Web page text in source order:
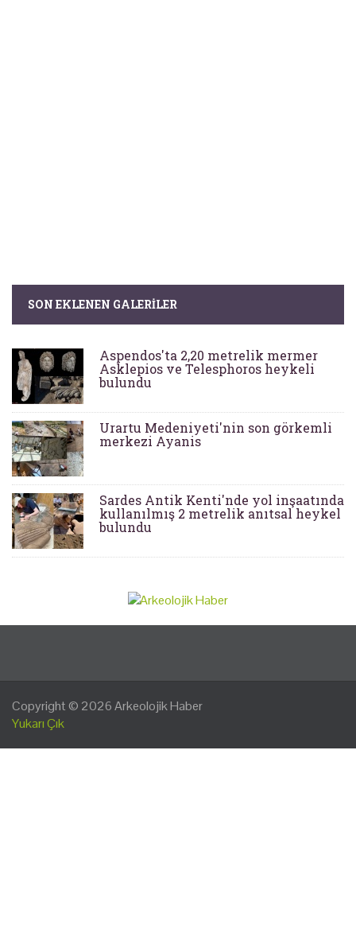
SON EKLENEN GALERILER
Aspendos'ta 2,20 metrelik mermer
Asklepios ve Telesphoros heykeli
bulundu
Urartu Medeniyeti'nin son görkemli
merkezi Ayanis
Sardes Antik Kenti'nde yol inşaatında
kullanılmış 2 metrelik anıtsal heykel
bulundu
Copyright © 2026Arkeolojik Haber
Yukarı Çık